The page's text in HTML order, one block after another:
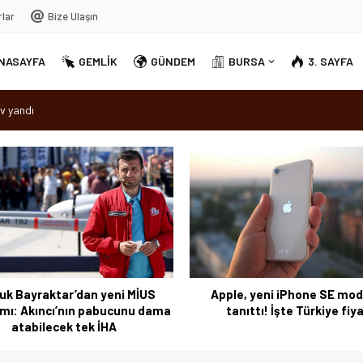
Bize Ulaşın
GEMLİK GÜNDEM BURSA 3. SAYFA
yandı
coşkuyla kutlandı
kadem bastı
Akıl” dönemi
Bayraktar’dan yeni MİUS
Akıncı’nın pabucunu dama
atabilecek tek İHA
Apple, yeni iPhone SE
tanıttı! İşte Türkiye